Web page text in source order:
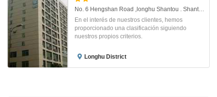
No. 6 Hengshan Road ,longhu Shantou . Shantou
En el interés de nuestros clientes, hemos
proporcionado una clasificación siguiendo
nuestros propios criterios.
Longhu District